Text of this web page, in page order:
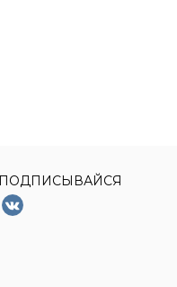
ПОДПИСЫВАЙСЯ